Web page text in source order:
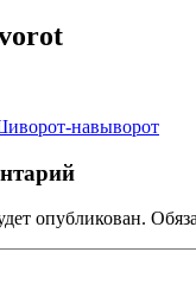
навыворот
опубликован.